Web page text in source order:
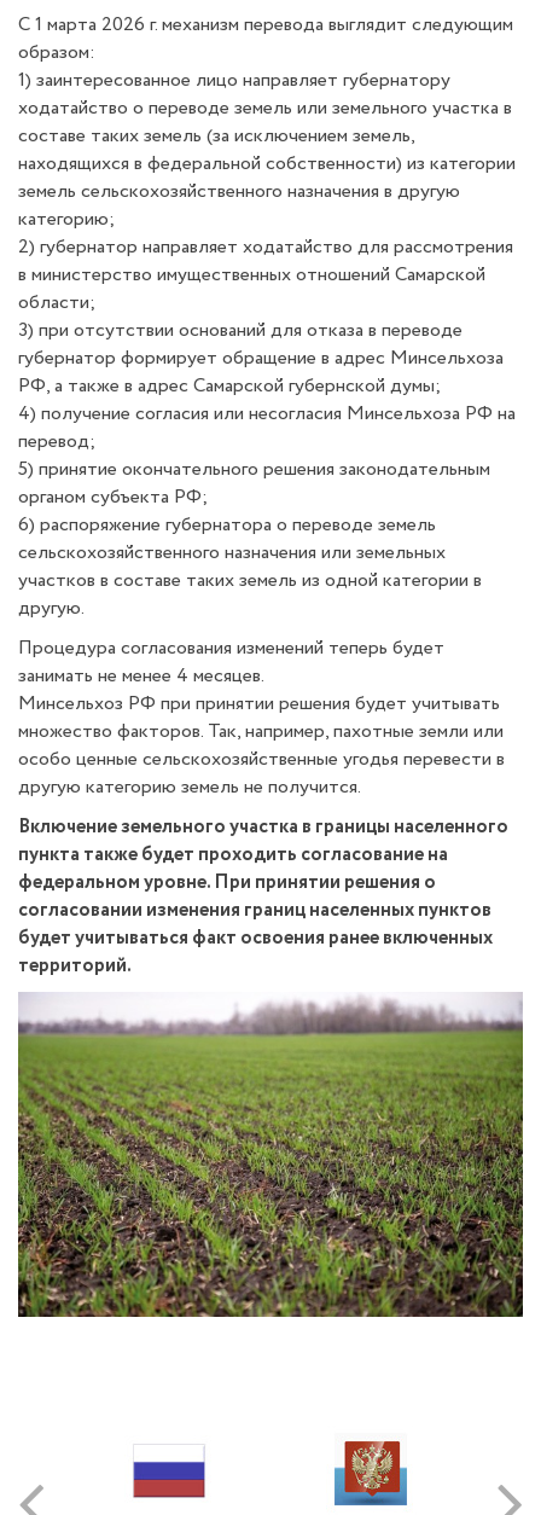
С 1 марта 2026 г. механизм перевода выглядит следующим
образом:
1) заинтересованное лицо направляет губернатору
ходатайство о переводе земель или земельного участка в
составе таких земель (за исключением земель,
находящихся в федеральной собственности) из категории
земель сельскохозяйственного назначения в другую
категорию;
2) губернатор направляет ходатайство для рассмотрения
в министерство имущественных отношений Самарской
области;
3) при отсутствии оснований для отказа в переводе
губернатор формирует обращение в адрес Минсельхоза
РФ, а также в адрес Самарской губернской думы;
4) получение согласия или несогласия Минсельхоза РФ на
перевод;
5) принятие окончательного решения законодательным
органом субъекта РФ;
6) распоряжение губернатора о переводе земель
сельскохозяйственного назначения или земельных
участков в составе таких земель из одной категории в
другую.
Процедура согласования изменений теперь будет
занимать не менее 4 месяцев.
Минсельхоз РФ при принятии решения будет учитывать
множество факторов. Так, например, пахотные земли или
особо ценные сельскохозяйственные угодья перевести в
другую категорию земель не получится.
Включение земельного участка в границы населенного
пункта также будет проходить согласование на
федеральном уровне. При принятии решения о
согласовании изменения границ населенных пунктов
будет учитываться факт освоения ранее включенных
территорий.